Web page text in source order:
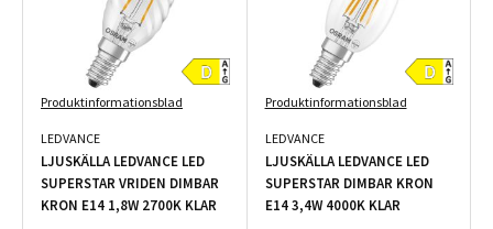
Produktinformationsblad
LEDVANCE
LJUSKÄLLA LEDVANCE LED
SUPERSTAR VRIDEN DIMBAR
KRON E14 1,8W 2700K KLAR
Produktinformationsblad
LEDVANCE
LJUSKÄLLA LEDVANCE LED
SUPERSTAR DIMBAR KRON
E14 3,4W 4000K KLAR